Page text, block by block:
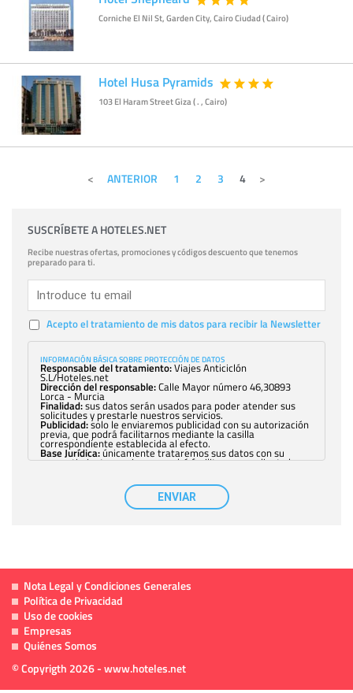
Corniche El Nil St, Garden City, Cairo Ciudad ( Cairo)
Hotel Husa Pyramids
103 El Haram Street Giza ( . , Cairo)
ANTERIOR 1 2 3 4
SUSCRÍBETE A HOTELES.NET
Recibe nuestras ofertas, promociones y códigos descuento que tenemos
preparado para ti.
Acepto el tratamiento de mis datos para recibir la Newsletter
INFORMACIÓN BÁSICA SOBRE PROTECCIÓN DE DATOS
Responsable del tratamiento:Viajes Anticiclón
S.L/Hoteles.net
Dirección del responsable:Calle Mayor número 46,30893
Lorca - Murcia
Finalidad:sus datos serán usados para poder atender sus
solicitudes y prestarle nuestros servicios.
Publicidad:solo le enviaremos publicidad con su autorización
previa, que podrá facilitarnos mediante la casilla
correspondiente establecida al efecto.
Base Jurídica:únicamente trataremos sus datos con su
consentimiento previo, que podrá facilitarnos mediante la
con carácter general, sólo el personal de
nuestra entidad que esté debidamente autorizado podrá
tener conocimiento de la información que le pedimos. No se
comunicarán datos a terceros.
política de privacidad
ENVIAR
Nota Legal y Condiciones Generales
Política de Privacidad
Uso de cookies
Empresas
Quiénes Somos
© Copyrigth 2026 - www.hoteles.net